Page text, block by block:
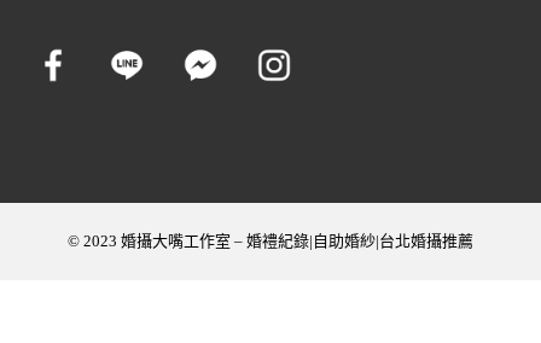
© 2023 婚攝大嘴工作室 – 婚禮紀錄|自助婚紗|台北婚攝推薦